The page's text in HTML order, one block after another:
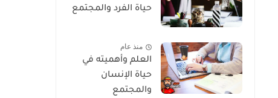
حياة الفرد والمجتمع
منذ عام
العلم وأهميته في
حياة الإنسان
والمجتمع